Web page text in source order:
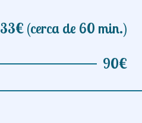
33€ (cerca de 60 min.)
90€